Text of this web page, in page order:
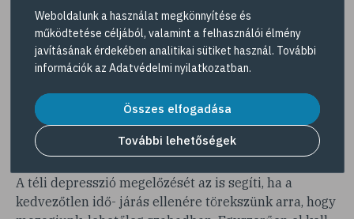
pszichiáterek. A rendszeres autogén tréning segítheti
annak megelőzését is, hogy később
pszichoszomatikus eredetű betegségek alakuljanak
ki. Ahhoz, hogy a módszer eredményes legyen,
csak magunkra és a gyakorlásra szánjunk.
MUSZÁJ MOZOGNI
A téli depresszió megelőzését az is segíti, ha a
kedvezőtlen idő- járás ellenére törekszünk arra, hogy
Weboldalunk a használat megkönnyítése és
működtetése céljából, valamint a felhasználói élmény
javításának érdekében analitikai sütiket használ. További
információk az Adatvédelmi nyilatkozatban.
Összes elfogadása
További lehetőségek